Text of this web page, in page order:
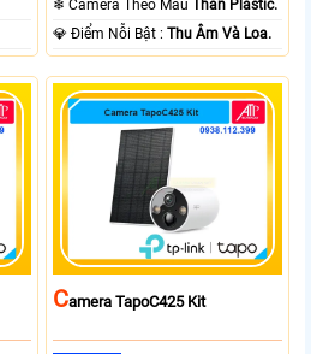
❄ Camera Theo Mẫu
Thân Plastic.
️💎 Điểm Nỗi Bật :Thu Âm Và Loa.
CAmera TapoC425 Kit